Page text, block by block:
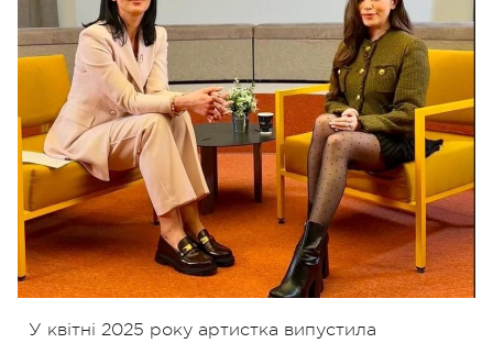
У квітні 2025 року артистка випустила